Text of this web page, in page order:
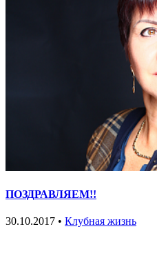
ПОЗДРАВЛЯЕМ!!
30.10.2017 • Клубная жизнь